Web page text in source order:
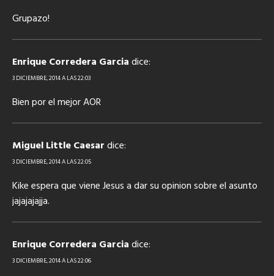
Grupazo!
Enrique Corredera Garciadice:
3 DICIEMBRE, 2014 A LAS 22:03
Bien por el mejor AOR
Miguel Little Caesardice:
3 DICIEMBRE, 2014 A LAS 22:05
Kike espera que viene Jesus a dar su opinion sobre el asunto
jajajajajja.
Enrique Corredera Garciadice:
3 DICIEMBRE, 2014 A LAS 22:06